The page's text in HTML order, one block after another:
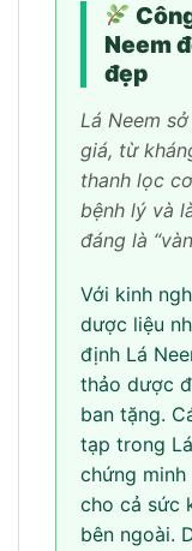
Neem
đẹp
Lá Neem
giá, từ
thanh lọc
bệnh lý và
đáng là
Với kinh
dược liệu
định Lá
thảo dược
ban tặng.
tạp trong
chứng
cho cả sức
bên ngoài.